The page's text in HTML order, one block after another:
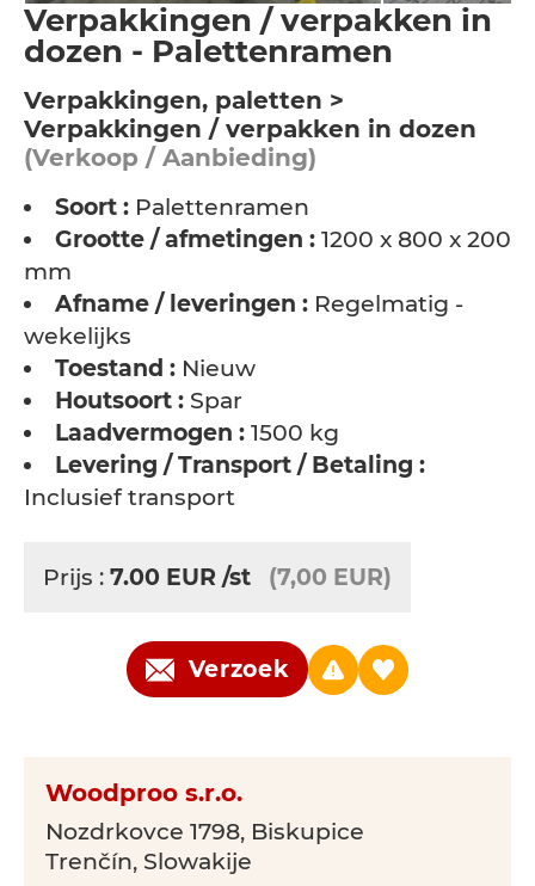
Verpakkingen / verpakken in
dozen - Palettenramen
Verpakkingen, paletten >
Verpakkingen / verpakken in dozen
(Verkoop / Aanbieding)
Soort : Palettenramen
Grootte / afmetingen : 1200 x 800 x 200
mm
Afname / leveringen : Regelmatig -
wekelijks
Toestand : Nieuw
Houtsoort : Spar
Laadvermogen : 1500 kg
Levering / Transport / Betaling :
Inclusief transport
Prijs : 7.00 EUR /st (7,00 EUR)
Verzoek
Woodproo s.r.o.
Nozdrkovce 1798, Biskupice
Trenčín, Slowakije